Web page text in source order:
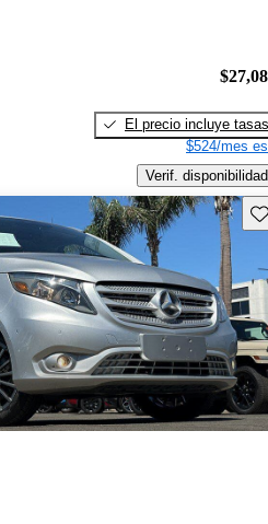
El precio incluye tasas
$524/mes
Verif. disponibilidad